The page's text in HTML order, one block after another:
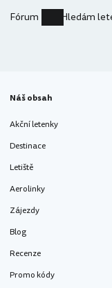
Fórum Hledám
Náš obsah
Akční letenky
Destinace
Letiště
Aerolinky
Zájezdy
Blog
Recenze
Promo kódy